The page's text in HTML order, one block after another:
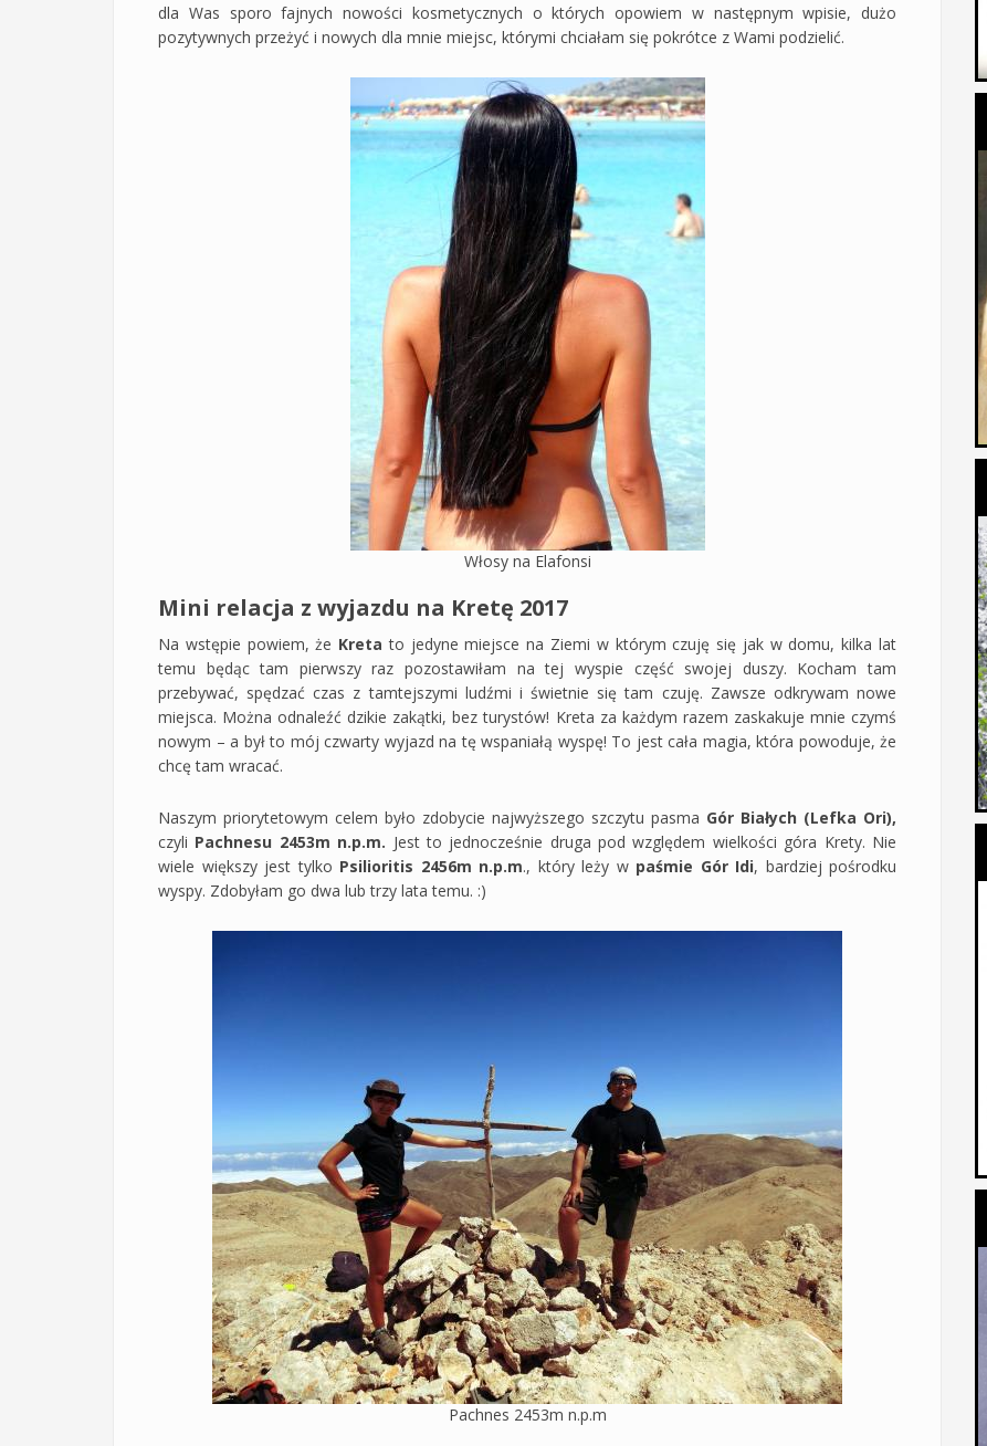
dla Was sporo fajnych nowości kosmetycznych o których opowiem w następnym wpisie, dużo
pozytywnych przeżyć i nowych dla mnie miejsc, którymi chciałam się pokrótce z Wami podzielić.
Włosy na Elafonsi
Mini relacja z wyjazdu na Kretę 2017
Na wstępie powiem, że Kreta to jedyne miejsce na Ziemi w którym czuję się jak w domu, kilka lat
temu będąc tam pierwszy raz pozostawiłam na tej wyspie część swojej duszy. Kocham tam
przebywać, spędzać czas z tamtejszymi ludźmi i świetnie się tam czuję. Zawsze odkrywam nowe
miejsca. Można odnaleźć dzikie zakątki, bez turystów! Kreta za każdym razem zaskakuje mnie czymś
nowym – a był to mój czwarty wyjazd na tę wspaniałą wyspę! To jest cała magia, która powoduje, że
chcę tam wracać.
Naszym priorytetowym celem było zdobycie najwyższego szczytu pasma Gór Białych (Lefka Ori),
czyli Pachnesu 2453m n.p.m. Jest to jednocześnie druga pod względem wielkości góra Krety. Nie
wiele większy jest tylko Psilioritis 2456m n.p.m., który leży w paśmie Gór Idi, bardziej pośrodku
wyspy. Zdobyłam go dwa lub trzy lata temu. :)
Pachnes 2453m n.p.m